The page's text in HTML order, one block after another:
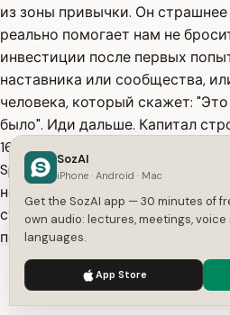
из зоны привычки. Он страшнее
реально помогает нам не
инвестиции после первых
наставника или сообщества,
человека, который скажет:
было". Иди дальше. Капитал
16:51
Speaker A
не на героизме, а на
страшно. А страшно вам
потому что здесь сейчас
рабство, которое происходит
Финансовое рабство - это
полностью зависит от
We use cookies to enhance your experience.
SozAI
iPhone · Android · Mac
Get the SozAI app — 30 minutes of
own audio: lectures, meetings, voice
languages.
App Store